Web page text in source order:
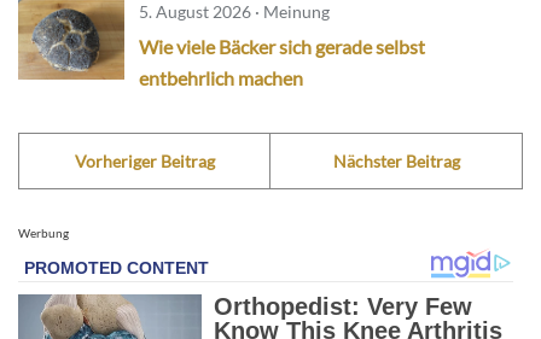
5. August 2026 · Meinung
Wie viele Bäcker sich gerade selbst
entbehrlich machen
Vorheriger Beitrag Nächster Beitrag
Werbung